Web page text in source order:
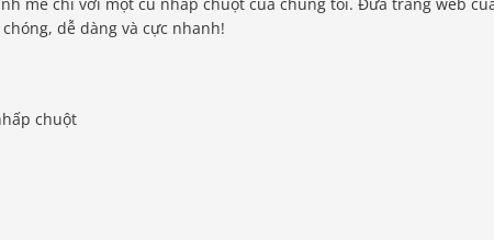
mẽ chỉ với một cú nhấp chuột của chúng tôi. Đưa trang web
dễ dàng và cực nhanh!
chuột